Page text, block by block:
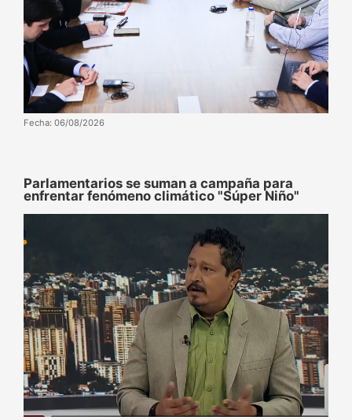
Fecha: 06/08/2026
Parlamentarios se suman a campaña para
enfrentar fenómeno climático "Súper Niño"